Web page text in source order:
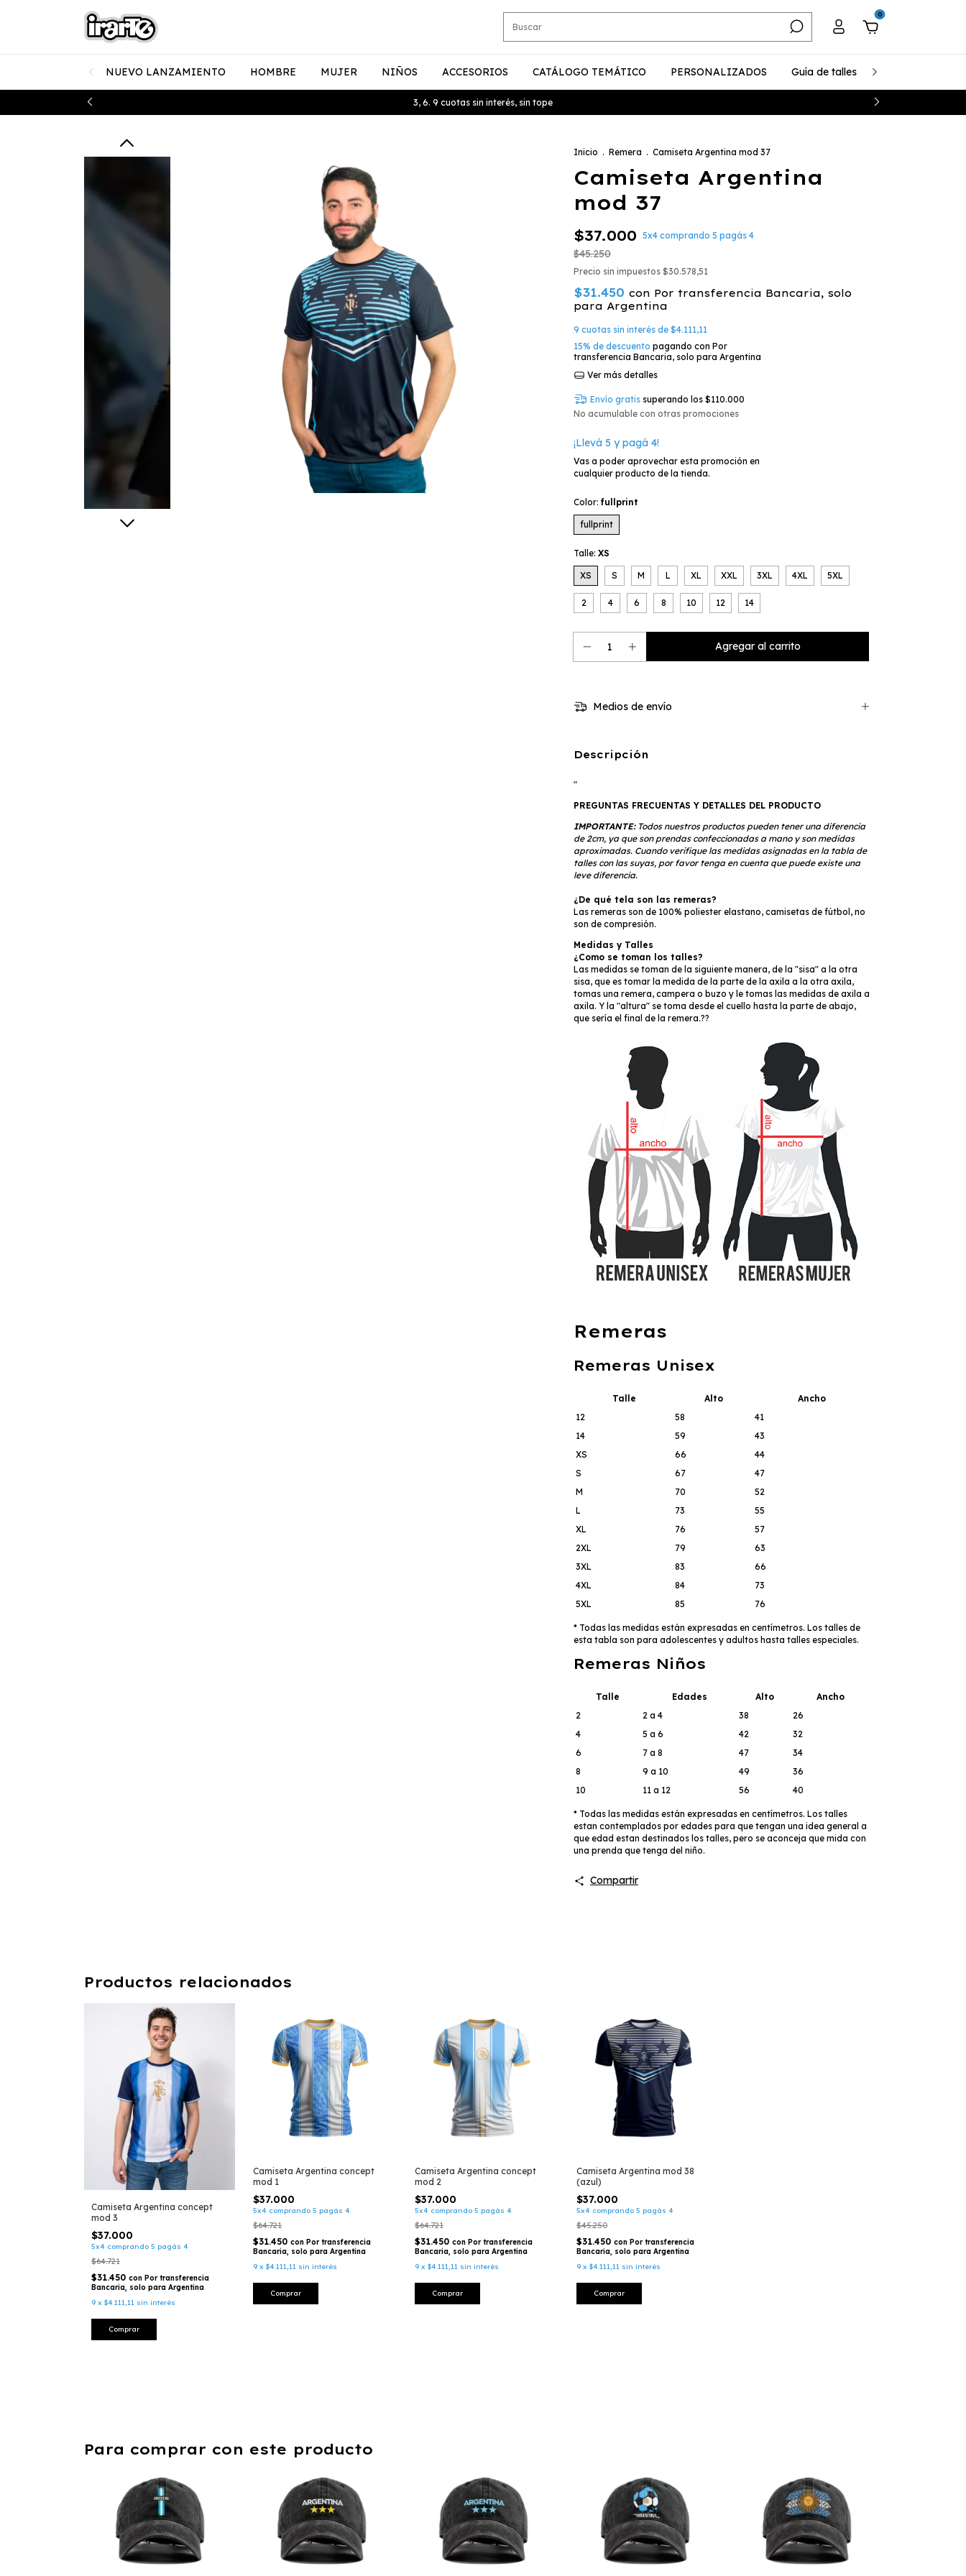
0
NUEVO LANZAMIENTO HOMBRE MUJER NIÑOS ACCESORIOS CATÁLOGO TEMÁTICO PERSONALIZADOS Guía de talles
3, 6. 9 cuotas sin interés, sin tope
Inicio . Remera . Camiseta Argentina mod 37
Camiseta Argentina
mod 37
$37.000 5x4 comprando 5 pagás 4
$45.250
Precio sin impuestos $30.578,51
$31.450 con Por transferencia Bancaria, solo
para Argentina
9 cuotas sin interés de $4.111,11
15% de descuento pagando con Por
transferencia Bancaria, solo para Argentina
Ver más detalles
Envío gratis superando los $110.000
No acumulable con otras promociones
¡Llevá 5 y pagá 4!
Vas a poder aprovechar esta promoción en
cualquier producto de la tienda.
Color: fullprint
fullprint
Talle: XS
XS S M L XL XXL 3XL 4XL 5XL
2 4 6 8 10 12 14
Medios de envío
Descripción
"
PREGUNTAS FRECUENTAS Y DETALLES DEL PRODUCTO
IMPORTANTE:Todos nuestros productos pueden tener una diferencia
de 2cm, ya que son prendas confeccionadas a mano y son medidas
aproximadas. Cuando verifique las medidas asignadas en la tabla de
talles con las suyas, por favor tenga en cuenta que puede existe una
leve diferencia.
¿De qué tela son las remeras?
Las remeras son de 100% poliester elastano, camisetas de fútbol, no
son de compresión.
Medidas y Talles
¿Como se toman los talles?
Las medidas se toman de la siguiente manera, de la "sisa" a la otra
sisa, que es tomar la medida de la parte de la axila a la otra axila,
tomas una remera, campera o buzo y le tomas las medidas de axila a
axila. Y la "altura" se toma desde el cuello hasta la parte de abajo,
que sería el final de la remera.??
Remeras
Remeras Unisex
Talle Alto
Ancho
12
58
41
14
59
43
XS
66
44
S
67
47
M
70
52
L
73
55
XL
76
57
2XL
79
63
3XL
83
66
4XL
84
73
5XL
85 76
* Todas las medidas están expresadas en centímetros. Los talles de
esta tabla son para adolescentes y adultos hasta talles especiales.
Remeras Niños
Talle Edades Alto
Ancho
2
2 a 4 38
26
4
5 a 6 42
32
6
7 a 8 47
34
8
9 a 10 49
36
10
11 a 12 56 40
* Todas las medidas están expresadas en centímetros. Los talles
estan contemplados por edades para que tengan una idea general a
que edad estan destinados los talles, pero se aconceja que mida con
una prenda que tenga del niño.
Compartir
Productos relacionados
Camiseta Argentina concept
mod 3
$37.000
5x4 comprando 5 pagás 4
$64.721
$31.450 con Por transferencia
Bancaria, solo para Argentina
9 x $4.111,11 sin interés
Comprar
Camiseta Argentina concept
mod 1
$37.000
5x4 comprando 5 pagás 4
$64.721
$31.450 con Por transferencia
Bancaria, solo para Argentina
9 x $4.111,11 sin interés
Comprar
Camiseta Argentina concept
mod 2
$37.000
5x4 comprando 5 pagás 4
$64.721
$31.450 con Por transferencia
Bancaria, solo para Argentina
9 x $4.111,11 sin interés
Comprar
Camiseta Argentina mod 38
(azul)
$37.000
5x4 comprando 5 pagás 4
$45.250
$31.450 con Por transferencia
Bancaria, solo para Argentina
9 x $4.111,11 sin interés
Comprar
Para comprar con este producto